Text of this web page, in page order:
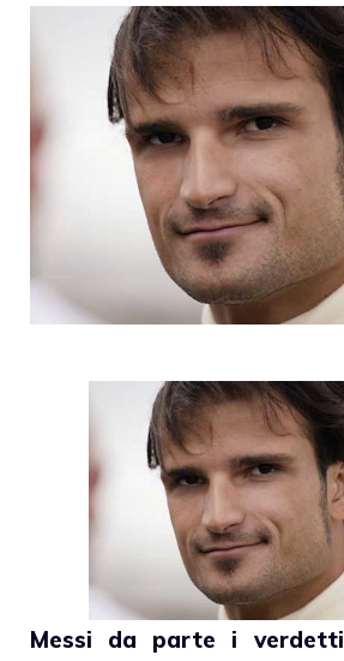
Messi da parte i verdetti